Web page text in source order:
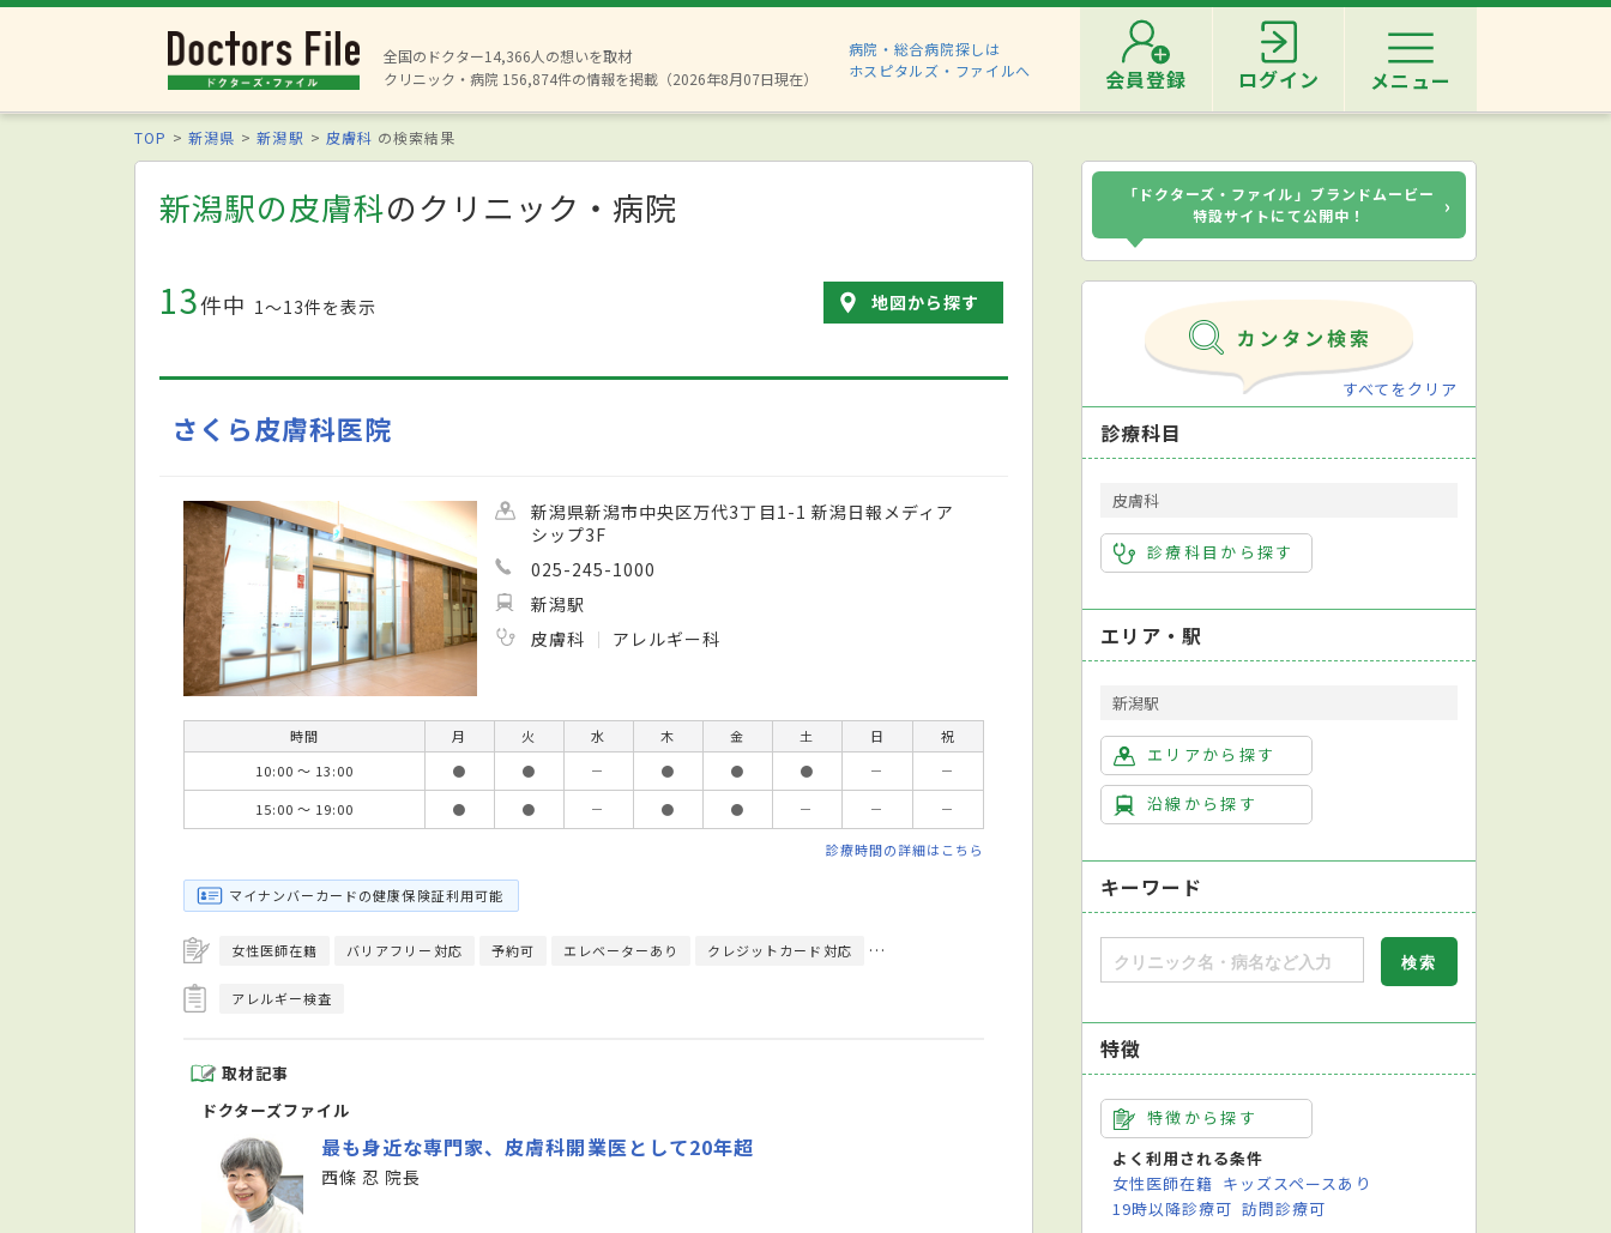
全国のドクター14,366人の想いを取材
クリニック・病院 156,874件の情報を掲載（2026年8月07日現在）
病院・総合病院探しは
ホスピタルズ・ファイルへ
会員登録 ログイン メニュー
TOP 新潟県 新潟駅 皮膚科 の検索結果
新潟駅の皮膚科のクリニック・病院
13件中 1〜13件を表示 地図から探す
さくら皮膚科医院
新潟県新潟市中央区万代3丁目1-1 新潟日報メディア
シップ3F
025-245-1000
新潟駅
皮膚科
アレルギー科
時間 月 火 水 木 金 土 日
祝
10:00 ～ 13:00
● ● － ● ● ● －
－
15:00 ～ 19:00
● ● － ● ● － － －
診療時間の詳細はこちら
マイナンバーカードの健康保険証利用可能
女性医師在籍 バリアフリー対応 予約可 エレベーターあり クレジットカード対応 日本皮膚科学会皮膚科専門医 日本アレルギー学会アレルギー専門医
アレルギー検査
取材記事
ドクターズファイル
最も身近な専門家、皮膚科開業医として20年超
西條 忍 院長
「ドクターズ・ファイル」ブランドムービー
特設サイトにて公開中！
›
すべてをクリア
診療科目
皮膚科
診療科目から探す
エリア・駅
新潟駅
エリアから探す
沿線から探す
キーワード
特徴
特徴から探す
よく利用される条件
女性医師在籍 キッズスペースあり
19時以降診療可 訪問診療可